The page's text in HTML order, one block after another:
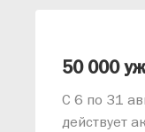
50 000
С 6 по 31
действует